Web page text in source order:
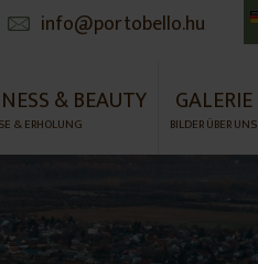
info@portobello.hu
& BEAUTY
& ERHOLUNG
GALERIE
BILDER ÜBER UNS